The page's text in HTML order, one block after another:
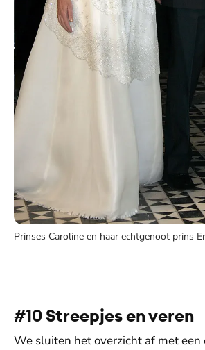
Prinses Caroline en haar echtgenoot prins
#10 Streepjes en veren
We sluiten het overzicht af met